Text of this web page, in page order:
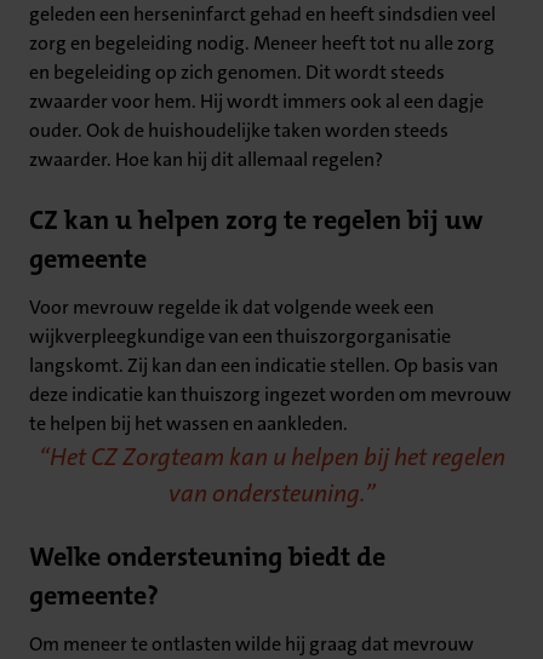
geleden een herseninfarct gehad en heeft sindsdien veel
zorg en begeleiding nodig. Meneer heeft tot nu alle zorg
en begeleiding op zich genomen. Dit wordt steeds
zwaarder voor hem. Hij wordt immers ook al een dagje
ouder. Ook de huishoudelijke taken worden steeds
zwaarder. Hoe kan hij dit allemaal regelen?
CZ kan u helpen zorg te regelen bij uw
gemeente
Voor mevrouw regelde ik dat volgende week een
wijkverpleegkundige van een thuiszorgorganisatie
langskomt. Zij kan dan een indicatie stellen. Op basis van
deze indicatie kan thuiszorg ingezet worden om mevrouw
te helpen bij het wassen en aankleden.
Het CZ Zorgteam kan u helpen bij het regelen
van ondersteuning.
Welke ondersteuning biedt de
gemeente?
Om meneer te ontlasten wilde hij graag dat mevrouw